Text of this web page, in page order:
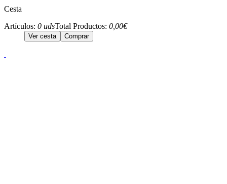
Cesta
Artículos: 0 udsTotal Productos: 0,00€